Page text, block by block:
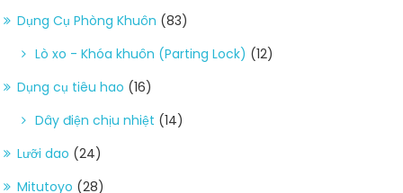
Dụng Cụ Phòng Khuôn (83)
Lò xo - Khóa khuôn (Parting Lock) (12)
Dụng cụ tiêu hao (16)
Dây điện chịu nhiệt (14)
Lưỡi dao (24)
Mitutoyo (28)